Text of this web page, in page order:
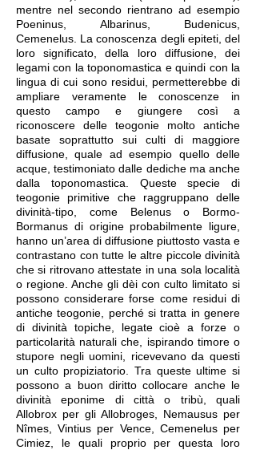
mentre nel secondo rientrano ad esempio
Poeninus, Albarinus, Budenicus,
Cemenelus. La conoscenza degli epiteti, del
loro significato, della loro diffusione, dei
legami con la toponomastica e quindi con la
lingua di cui sono residui, permetterebbe di
ampliare veramente le conoscenze in
questo campo e giungere così a
riconoscere delle teogonie molto antiche
basate soprattutto sui culti di maggiore
diffusione, quale ad esempio quello delle
acque, testimoniato dalle dediche ma anche
dalla toponomastica. Queste specie di
teogonie primitive che raggruppano delle
divinità-tipo, come Belenus o Bormo-
Bormanus di origine probabilmente ligure,
hanno un’area di diffusione piuttosto vasta e
contrastano con tutte le altre piccole divinità
che si ritrovano attestate in una sola località
o regione. Anche gli dèi con culto limitato si
possono considerare forse come residui di
antiche teogonie, perché si tratta in genere
di divinità topiche, legate cioè a forze o
particolarità naturali che, ispirando timore o
stupore negli uomini, ricevevano da questi
un culto propiziatorio. Tra queste ultime si
possono a buon diritto collocare anche le
divinità eponime di città o tribù, quali
Allobrox per gli Allobroges, Nemausus per
Nîmes, Vintius per Vence, Cemenelus per
Cimiez, le quali proprio per questa loro